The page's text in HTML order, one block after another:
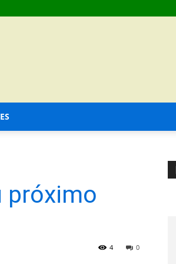
próximo
0
4